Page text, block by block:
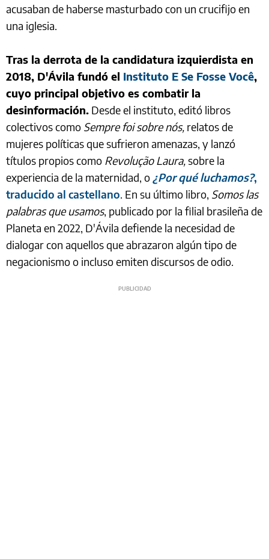
acusaban de haberse masturbado con un crucifijo en
una iglesia.
Tras la derrota de la candidatura izquierdista en
2018, D'Ávila fundó el Instituto E Se Fosse Você,
cuyo principal objetivo es combatir la
desinformación. Desde el instituto, editó libros
colectivos como Sempre foi sobre nós, relatos de
mujeres políticas que sufrieron amenazas, y lanzó
títulos propios como Revolução Laura,sobre la
experiencia de la maternidad, o ¿Por qué luchamos?,
traducido al castellano. En su último libro, Somos las
palabras que usamos, publicado por la filial brasileña de
Planeta en 2022, D'Ávila defiende la necesidad de
dialogar con aquellos que abrazaron algún tipo de
negacionismo o incluso emiten discursos de odio.